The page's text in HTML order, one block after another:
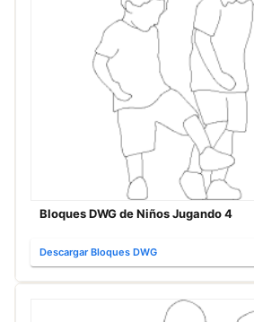
Bloques DWG de Niños Jugando 4
Descargar Bloques DWG